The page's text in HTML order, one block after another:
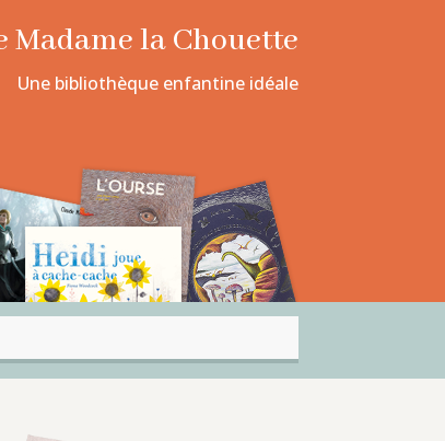
Madame la Chouette
Une bibliothèque enfantine idéale